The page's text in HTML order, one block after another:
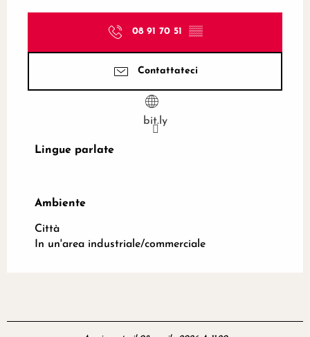
08 91 70 51 ▒▒
Contattateci
bit.ly
Lingue parlate
Lingue parlate
Ambiente
Ambiente
Città
In un'area industriale/commerciale